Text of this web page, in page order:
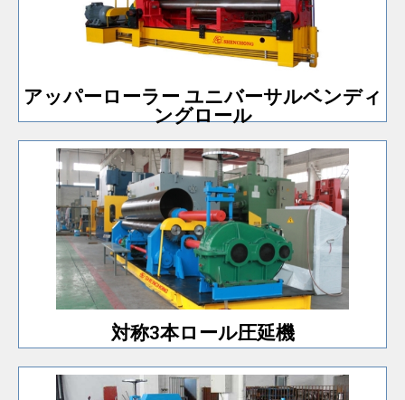
アッパーローラー ユニバーサルベンディ
ングロール
アッパーローラー ユニバーサルベ
ンディングロール
PLCを使用してベンディングロールの動きを制御しま
対称3本ロール圧延機
対称3本ロール圧延機
最も安価な3本ローラーローリングマシンタイプ。シ
ンプルな機械構造で操作も簡単です。